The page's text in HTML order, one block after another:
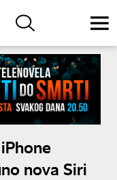
nova Siri